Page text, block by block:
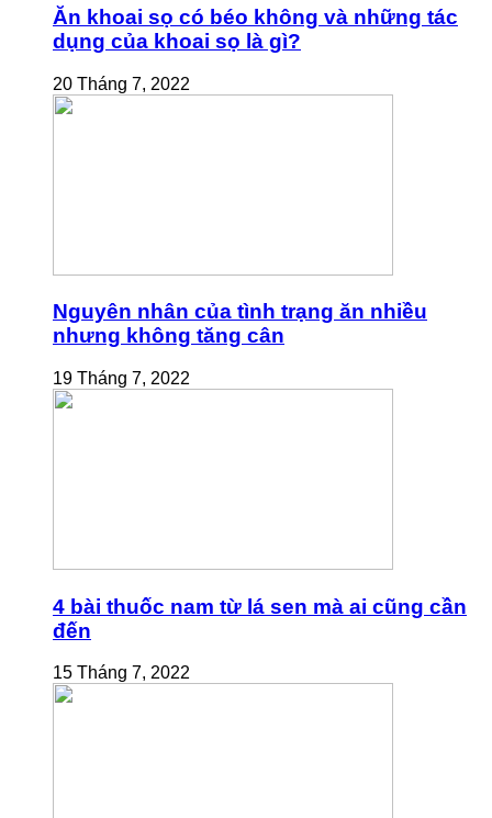
Ăn khoai sọ có béo không và những tác
dụng của khoai sọ là gì?
20 Tháng 7, 2022
Nguyên nhân của tình trạng ăn nhiều
nhưng không tăng cân
19 Tháng 7, 2022
4 bài thuốc nam từ lá sen mà ai cũng cần
đến
15 Tháng 7, 2022